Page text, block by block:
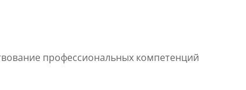
профессиональных компетенций